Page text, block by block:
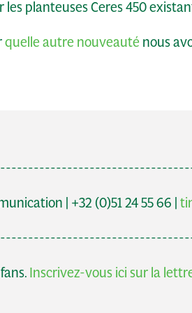
planteuses Ceres 450
quelle autre nouveauté nous
| +32 (0)51 24 55 66 |
Inscrivez-vous ici sur la